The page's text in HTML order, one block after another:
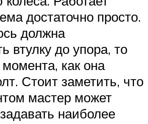
достаточно просто.
должна
втулку до упора, то
момента, как она
Стоит заметить, что
мастер может
наиболее